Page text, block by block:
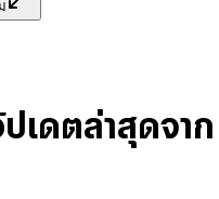
เดตล่าสุดจาก